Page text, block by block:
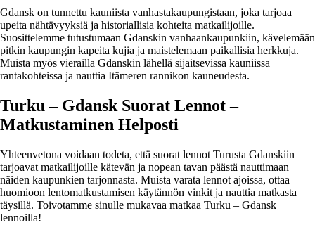
Gdansk on tunnettu kauniista vanhastakaupungistaan, joka tarjoaa
upeita nähtävyyksiä ja historiallisia kohteita matkailijoille.
Suosittelemme tutustumaan Gdanskin vanhaankaupunkiin, kävelemään
pitkin kaupungin kapeita kujia ja maistelemaan paikallisia herkkuja.
Muista myös vierailla Gdanskin lähellä sijaitsevissa kauniissa
rantakohteissa ja nauttia Itämeren rannikon kauneudesta.
Turku – Gdansk Suorat Lennot –
Matkustaminen Helposti
Yhteenvetona voidaan todeta, että suorat lennot Turusta Gdanskiin
tarjoavat matkailijoille kätevän ja nopean tavan päästä nauttimaan
näiden kaupunkien tarjonnasta. Muista varata lennot ajoissa, ottaa
huomioon lentomatkustamisen käytännön vinkit ja nauttia matkasta
täysillä. Toivotamme sinulle mukavaa matkaa Turku – Gdansk
lennoilla!